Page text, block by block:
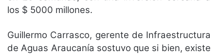
los $ 5000 millones.
Guillermo Carrasco, gerente de Infraestructura
de Aguas Araucanía sostuvo que si bien, existe